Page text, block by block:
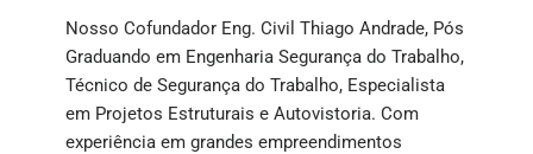
Nosso Cofundador Eng. Civil Thiago Andrade, Pós
Graduando em Engenharia Segurança do Trabalho,
Técnico de Segurança do Trabalho, Especialista
em Projetos Estruturais e Autovistoria. Com
experiência em grandes empreendimentos